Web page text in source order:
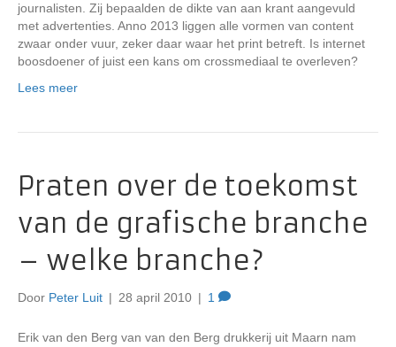
journalisten. Zij bepaalden de dikte van aan krant aangevuld
met advertenties. Anno 2013 liggen alle vormen van content
zwaar onder vuur, zeker daar waar het print betreft. Is internet
boosdoener of juist een kans om crossmediaal te overleven?
Lees meer
Praten over de toekomst
van de grafische branche
– welke branche?
Door Peter Luit | 28 april 2010 | 1
Erik van den Berg van van den Berg drukkerij uit Maarn nam